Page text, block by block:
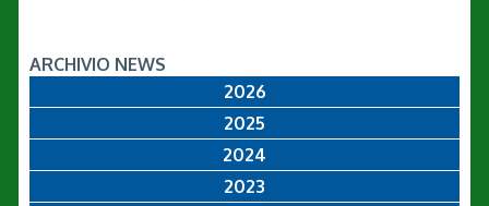
ARCHIVIO NEWS
2026
2025
2024
2023